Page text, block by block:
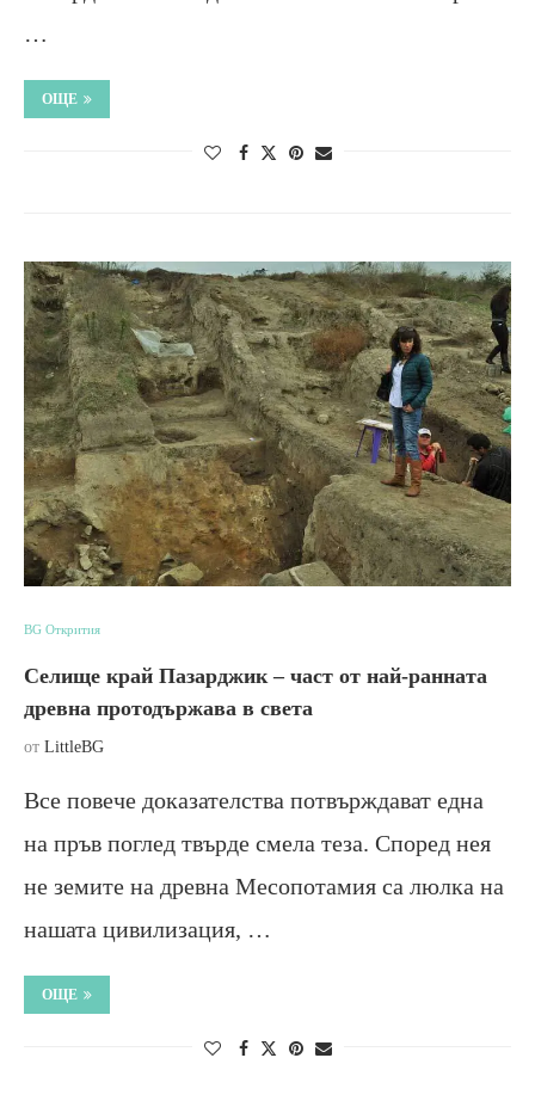
…
ОЩЕ
BG Открития
Селище край Пазарджик – част от най-ранната
древна протодържава в света
от LittleBG
Все повече доказателства потвърждават една
на пръв поглед твърде смела теза. Според нея
не земите на древна Месопотамия са люлка на
нашата цивилизация, …
ОЩЕ